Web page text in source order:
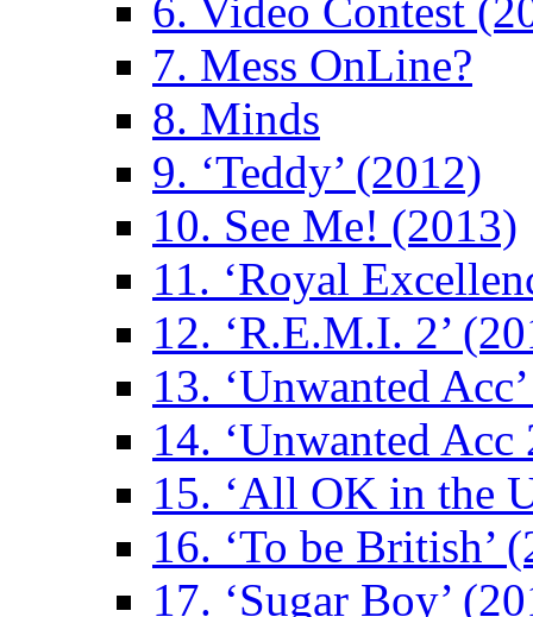
6. Video Contest
7. Mess OnLine?
8. Minds
9. ‘Teddy’ (2012)
10. See Me! (2013)
11. ‘Royal
12. ‘R.E.M.I. 2’
13. ‘Unwanted
14. ‘Unwanted Acc
15. ‘All OK in the
16. ‘To be British’
17. ‘Sugar Boy’